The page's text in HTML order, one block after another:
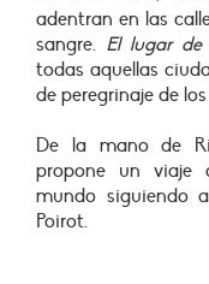
adentran en las
sangre. El lugar de
todas aquellas
de peregrinaje de
De la mano de
propone un viaje
mundo siguiendo
Poirot.